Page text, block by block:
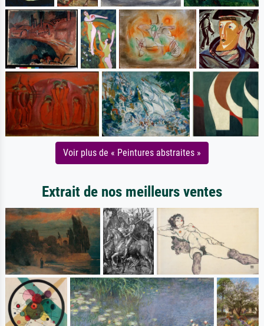
Voir plus de « Peintures abstraites »
Extrait de nos meilleurs ventes